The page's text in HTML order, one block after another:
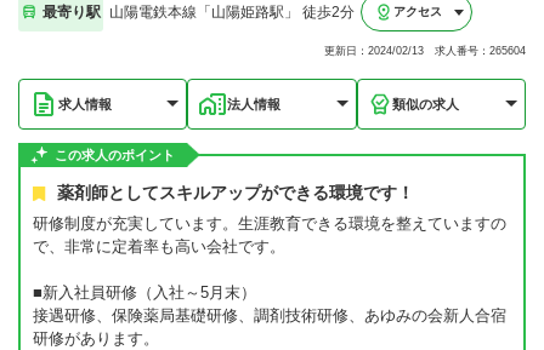
最寄り駅 山陽電鉄本線「山陽姫路駅」 徒歩2分 アクセス
更新日：2024/02/13 求人番号：265604
求人情報 法人情報 類似の求人
この求人のポイント
薬剤師としてスキルアップができる環境です！
研修制度が充実しています。生涯教育できる環境を整えていますの
で、非常に定着率も高い会社です。
■新入社員研修（入社～5月末）
接遇研修、保険薬局基礎研修、調剤技術研修、あゆみの会新人合宿
研修があります。